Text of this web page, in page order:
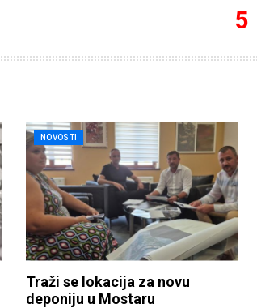
NOVOSTI
Traži se lokacija za novu
deponiju u Mostaru